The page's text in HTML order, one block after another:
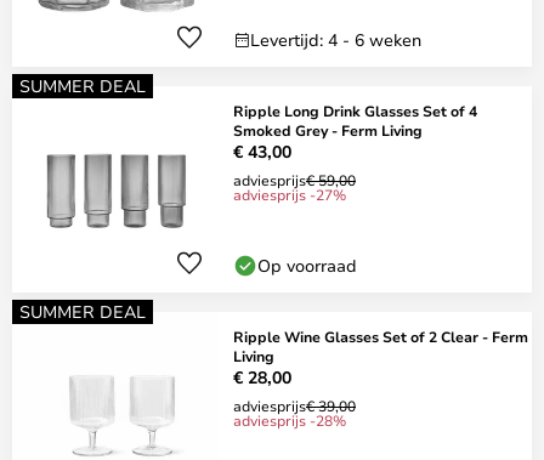
Levertijd: 4 - 6 weken
SUMMER DEAL
Ripple Long Drink Glasses Set of 4
Smoked Grey - Ferm Living
€ 43,00
adviesprijs€ 59,00
adviesprijs -27%
Op voorraad
SUMMER DEAL
Ripple Wine Glasses Set of 2 Clear - Ferm
Living
€ 28,00
adviesprijs€ 39,00
adviesprijs -28%